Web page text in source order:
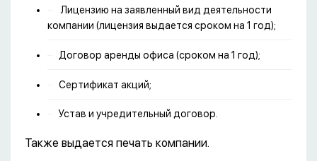
Лицензию на заявленный вид деятельности
компании (лицензия выдается сроком на 1 год);
Договор аренды офиса (сроком на 1 год);
Сертификат акций;
Устав и учредительный договор.
Также выдается печать компании.